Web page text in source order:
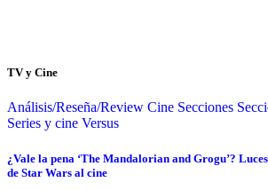
TV y Cine
Análisis/Reseña/Review Cine Secciones
Series y cine Versus
¿Vale la pena ‘The Mandalorian and Grogu’?
de Star Wars al cine